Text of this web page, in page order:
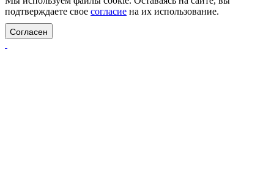
подтверждаете свое согласие на их использование.
Согласен